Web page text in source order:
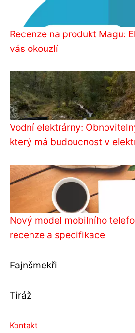
Recenze na produkt Magu:
vás okouzlí
Vodní elektrárny:
který má budoucnost v
Nový model mobilního
recenze a specifikace
Fajnšmekři
Tiráž
Kontakt